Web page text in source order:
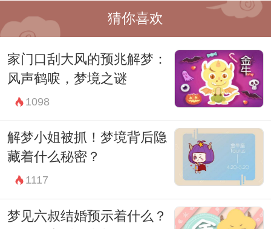
现了其他特殊的情节或象征。比如妈妈在梦
中说了什么话，做了什么事情，这些都可能
对梦境的解释有所帮助。有时候，梦中的符
号和象征会给我们带来更深层次的启示。
作为解梦的一个重要方法，可以尝试写下梦
境的情节和感受，然后仔细分析其中的细节
和情节。在这个过程中，可能会找到一些意
想不到的启示，从而更好地理解自己内心的
需求和压力。
最后，在梦到妈妈逝世这样的梦境之后，不
猜你喜欢
家门口刮大风的预兆解梦：
风声鹤唳，梦境之谜
1098
解梦小姐被抓！梦境背后隐
藏着什么秘密？
1117
梦见六叔结婚预示着什么？